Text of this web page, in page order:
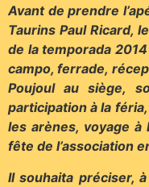
Avant de prendre
Taurins Paul Ricard,
de la temporada
campo, ferrade,
Poujoul au siège,
participation à la
les arènes, voyage
fête de l’association
Il souhaita préciser,